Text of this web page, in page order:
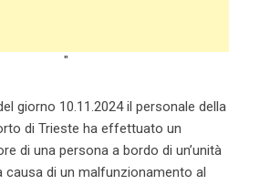
"
giorno 10.11.2024 il personale della
di Trieste ha effettuato un
di una persona a bordo di un’unità
causa di un malfunzionamento al